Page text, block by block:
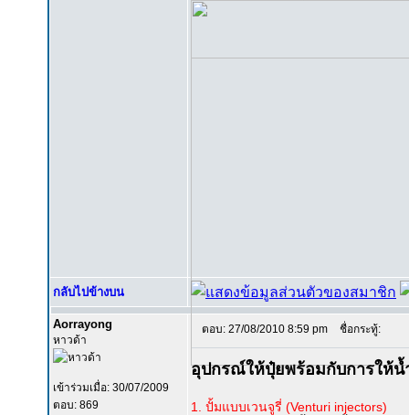
กลับไปข้างบน
Aorrayong
หาวด้า
เข้าร่วมเมื่อ: 30/07/2009
ตอบ: 869
ตอบ: 27/08/2010 8:59 pm ชื่อกระทู้:
อุปกรณ์ให้ปุ๋ยพร้อมกับการให้
1. ปั้มแบบเวนจูรี่ (Venturi injectors)